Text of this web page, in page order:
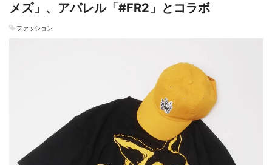
メズ」、アパレル「#FR2」とコラボ
ファッション